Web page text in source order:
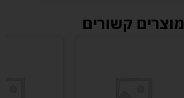
מוצרים קשורים